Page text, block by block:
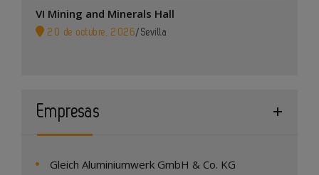
VI Mining and Minerals Hall
20 de octubre, 2026/ Sevilla
Empresas
Gleich Aluminiumwerk GmbH & Co. KG